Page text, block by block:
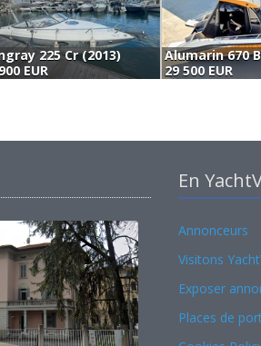
225 Cr (2013)
EUR
Alumarin 670
29 500 EUR
En
Annonceurs
Visitons
Exposer
Places de port